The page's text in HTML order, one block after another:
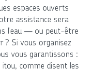
espaces ouverts
assistance sera
l’eau — ou peut-être
? Si vous organisez
vous garantissons :
itou, comme disent les